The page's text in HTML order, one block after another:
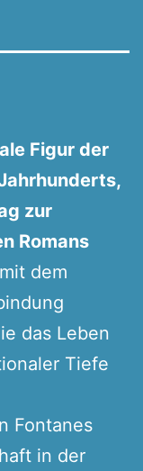
Figur der
zur
Romans
dem
das Leben
Tiefe
Fontanes
in der